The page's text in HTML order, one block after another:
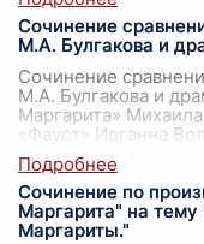
Сочинение
М.А. Булгакова и
Сочинение
М.А. Булгакова и
Маргарита»
«Фауст» Иоганна
Сочинение по
Маргарита" на
Маргариты."